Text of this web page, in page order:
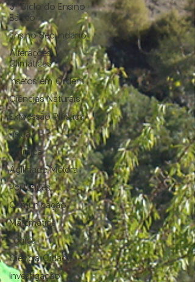
3º Ciclo do Ensino
Básico
Ensino Secundário
Alterações
Climáticas
Insetos em Ordem
Ciências Naturais
Expressão Plástica
Física
Química
Agilidade Motora
Português
Comunicação
Matemática
Lógica
Ciência Cidadã
Investigação